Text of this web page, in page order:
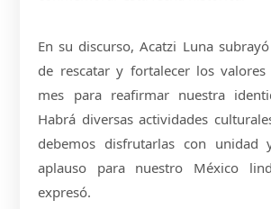
En su discurso, Acatzi Luna
de rescatar y fortalecer los valores
mes para reafirmar nuestra
Habrá diversas actividades
debemos disfrutarlas con unidad
aplauso para nuestro México
expresó.